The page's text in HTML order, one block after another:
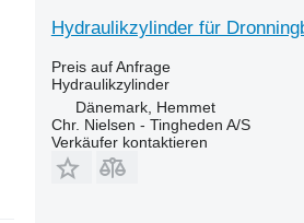
Hydraulikzylinder für
Preis auf Anfrage
Hydraulikzylinder
Dänemark, Hemmet
Chr. Nielsen - Tingheden A/S
Verkäufer kontaktieren